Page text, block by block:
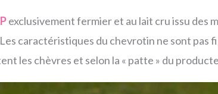
exclusivement fermier et au lait cru issu des
caractéristiques du chevrotin ne sont pas
les chèvres et selon la « patte » du